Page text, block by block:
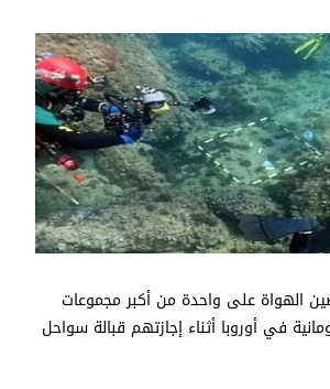
الهواة على واحدة من أكبر مجموعات
في أوروبا أثناء إجازتهم قبالة سواحل